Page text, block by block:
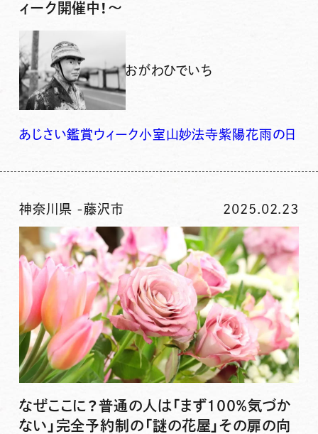
ィーク開催中！〜
おがわひでいち
あじさい鑑賞ウィーク小室山妙法寺紫陽花雨の日
神奈川県 -藤沢市 2025.02.23
なぜここに？普通の人は「まず100％気づか
ない」完全予約制の「謎の花屋」その扉の向